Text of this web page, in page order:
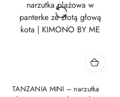
TANZANIA MINI – narzutka